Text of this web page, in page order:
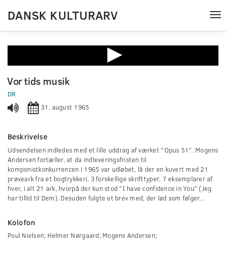
DANSK KULTURARV
seconds
of
0
seconds
Vor tids musik
DR
31. august 1965
Beskrivelse
Udsendelsen indledes med et lille uddrag af værket "Opus 51". Mogens
Andersen fortæller, at da indleveringsfristen til
komponistkonkurrencen i 1965 var udløbet, lå der en kuvert med 21
prøveark fra et bogtrykkeri, 3 forskellige skrifttyper, 7 eksemplarer af
hver, i alt 21 ark, hvorpå der kun stod "I have confidence in You" (Jeg
har tillid til Dem). Desuden fulgte et brev med, der lød som følger...
Kolofon
Poul Nielsen; Helmer Nørgaard; Mogens Andersen;